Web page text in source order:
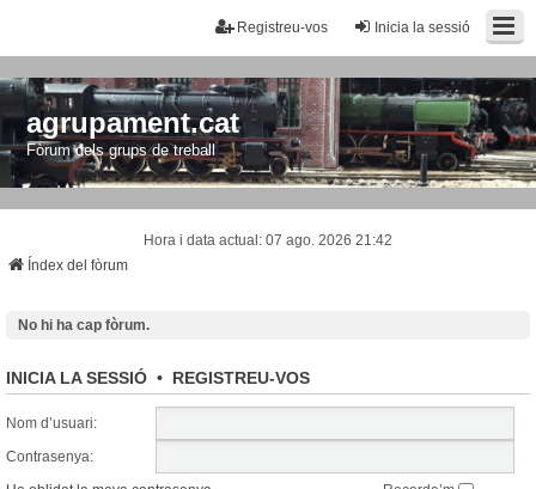
Inicia la sessió
Registreu-vos
agrupament.cat
Fòrum dels grups de treball
Hora i data actual: 07 ago. 2026 21:42
Índex del fòrum
No hi ha cap fòrum.
INICIA LA SESSIÓ • REGISTREU-VOS
Nom d’usuari:
Contrasenya: